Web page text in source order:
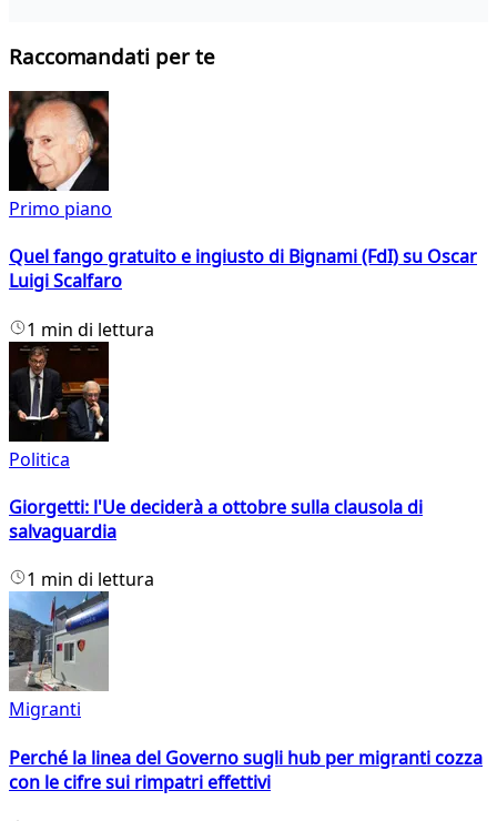
Raccomandati per te
Primo piano
Quel fango gratuito e ingiusto di Bignami (FdI) su Oscar
Luigi Scalfaro
1 min di lettura
Politica
Giorgetti: l'Ue deciderà a ottobre sulla clausola di
salvaguardia
1 min di lettura
Migranti
Perché la linea del Governo sugli hub per migranti cozza
con le cifre sui rimpatri effettivi